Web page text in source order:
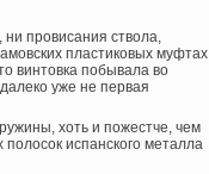
провисания ствола,
пластиковых муфтах
винтовка побывала во
уже не первая
хоть и пожестче, чем
полосок испанского металла